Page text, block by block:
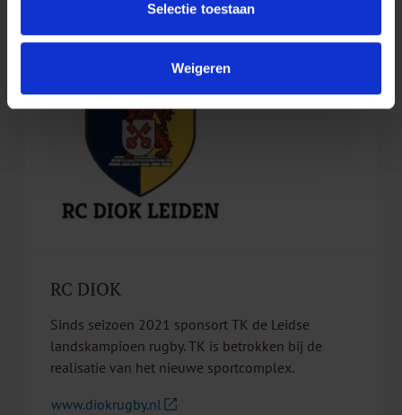
Selectie toestaan
Weigeren
RC DIOK
Sinds seizoen 2021 sponsort TK de Leidse
landskampioen rugby. TK is betrokken bij de
realisatie van het nieuwe sportcomplex.
www.diokrugby.nl